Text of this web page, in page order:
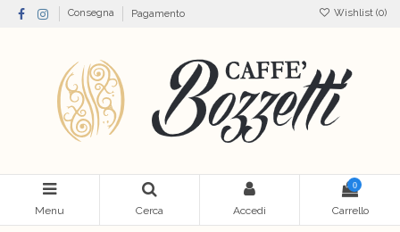
Consegna Pagamento Wishlist (0)
Menu Cerca Accedi
0
Carrello